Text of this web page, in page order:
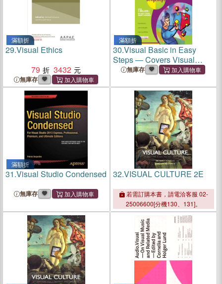
滿額折
29.Visual Ethics
79
3432
無庫存
滿額折
30.Visual Basic in Easy
Steps ― Covers Visual
Basic 2015
無庫存
滿額折
31.Visual Studio Condensed
無庫存
32.VISUAL CULTURE 2E
若需訂購本書，請電洽客服 02-
25006600[分機130、131]。